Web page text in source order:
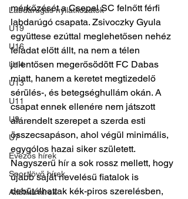
Labdarúgás nyilatkozatok
U19
U16
U14
U13
U11
U9
U7
Evezős hírek
Sportlövő hírek
Atlétika hírek
mérkőzését a Csepel SC felnőtt férfi
labdarúgó csapata. Zsivoczky Gyula
együttese ezúttal meglehetősen nehéz
feladat előtt állt, na nem a télen
jelentősen megerősödött FC Dabas
miatt, hanem a keretet megtizedelő
sérülés-, és betegséghullám okán. A
csapat ennek ellenére nem játszott
alárendelt szerepet a szerda esti
összecsapáson, ahol végül minimális,
egygólos hazai siker született.
Nagyszerű hír a sok rossz mellett, hogy
újabb saját nevelésű fiatalok is
debütálhattak kék-piros szerelésben,